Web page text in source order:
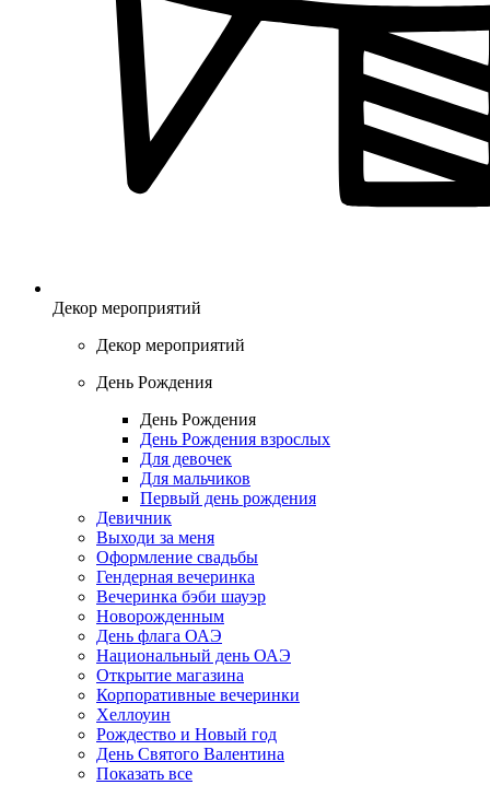
Декор мероприятий
Декор мероприятий
День Рождения
День Рождения
День Рождения взрослых
Для девочек
Для мальчиков
Первый день рождения
Девичник
Выходи за меня
Оформление свадьбы
Гендерная вечеринка
Вечеринка бэби шауэр
Новорожденным
День флага ОАЭ
Национальный день ОАЭ
Открытие магазина
Корпоративные вечеринки
Хеллоуин
Рождество и Новый год
День Святого Валентина
Показать все